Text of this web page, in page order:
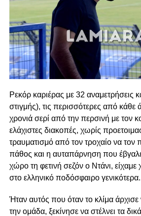
Ρεκόρ καριέρας με 32 αναμετρήσεις
στιγμής), τις περισσότερες από κάθε
χρονιά σερί από την περσινή με τον
ελάχιστες διακοπές, χωρίς
τραυματισμό από τον τροχαίο να τον
πάθος και η αυταπάρνηση που
χώρο τη φετινή σεζόν ο Ντάνι, είχαμε
στο ελληνικό ποδόσφαιρο γενικότερα.
Ήταν αυτός που όταν το κλίμα άρχισε
την ομάδα, ξεκίνησε να στέλνει τα